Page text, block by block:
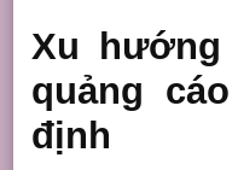
Xu
quảng
định